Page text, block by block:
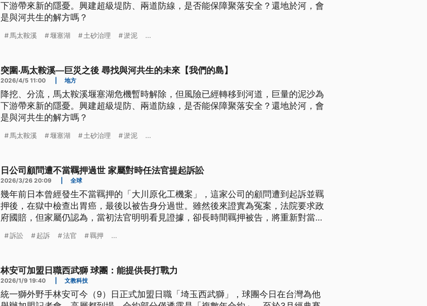
下游帶來新的隱憂。興建超級堤防、兩道防線，是否能保障聚落安全？還地於河，會
是與河共生的解方嗎？
馬太鞍溪 堰塞湖 土砂治理 淤泥 ...
突圍‧馬太鞍溪—巨災之後 尋找與河共生的未來【我們的島】
2026/4/5 11:00 地方
降挖、分流，馬太鞍溪堰塞湖危機暫時解除，但風險已經轉移到河道，巨量的泥沙為
下游帶來新的隱憂。興建超級堤防、兩道防線，是否能保障聚落安全？還地於河，會
是與河共生的解方嗎？
馬太鞍溪 堰塞湖 土砂治理 淤泥 ...
日公司顧問遭不當羈押過世 家屬對時任法官提起訴訟
2026/3/26 20:09 全球
幾年前日本曾經發生不當羈押的「大川原化工機案」，這家公司的顧問遭到起訴並羈
押後，在獄中檢查出胃癌，最後以被告身分過世。雖然後來證實為冤案，法院要求政
府國賠，但家屬仍認為，當初法官明明看見證據，卻長時間羈押被告，將重新對當時
訴訟 起訴 法官 羈押 ...
林安可加盟日職西武獅 球團：能提供長打戰力
2026/1/9 19:40 文教科技
統一獅外野手林安可今（9）日正式加盟日職「埼玉西武獅」，球團今日在台灣為他